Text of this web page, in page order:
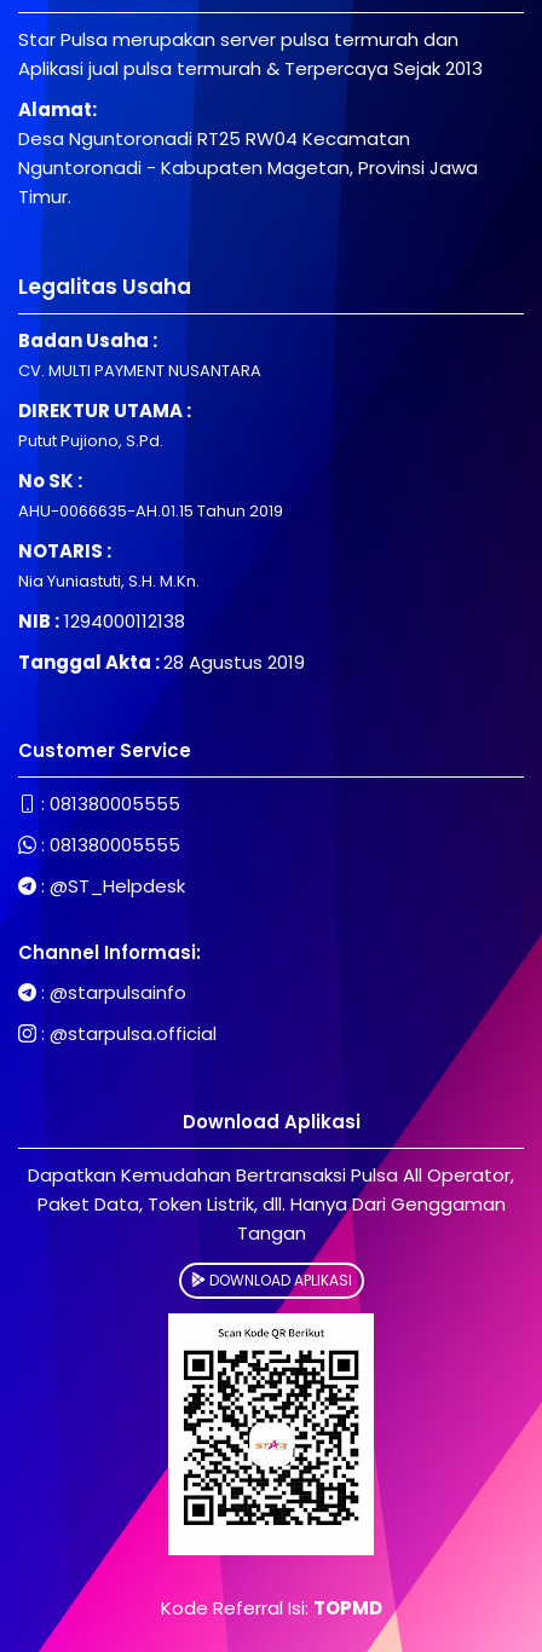
Star Pulsa merupakan server pulsa termurah dan
Aplikasi jual pulsa termurah & Terpercaya Sejak 2013
Alamat:
Desa Nguntoronadi RT25 RW04 Kecamatan
Nguntoronadi - Kabupaten Magetan, Provinsi Jawa
Timur.
Legalitas Usaha
Badan Usaha :
CV. MULTI PAYMENT NUSANTARA
DIREKTUR UTAMA :
Putut Pujiono, S.Pd.
No SK :
AHU-0066635-AH.01.15 Tahun 2019
NOTARIS :
Nia Yuniastuti, S.H. M.Kn.
NIB :1294000112138
Tanggal Akta :28 Agustus 2019
Customer Service
: 081380005555
: 081380005555
: @ST_Helpdesk
Channel Informasi:
: @starpulsainfo
: @starpulsa.official
Download Aplikasi
Dapatkan Kemudahan Bertransaksi Pulsa All Operator,
Paket Data, Token Listrik, dll. Hanya Dari Genggaman
Tangan
DOWNLOAD APLIKASI
Kode Referral Isi: TOPMD